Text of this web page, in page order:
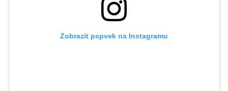
Zobrazit pspvek na Instagramu